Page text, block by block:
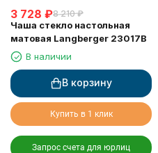
3 728 ₽8 210 ₽
Чаша стекло настольная
матовая Langberger 23017B
В наличии
В корзину
Купить в 1 клик
Запрос счета для юрлиц